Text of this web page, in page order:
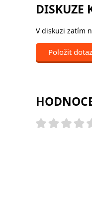
DISKUZE
V diskuzi zatím
Položit dotaz